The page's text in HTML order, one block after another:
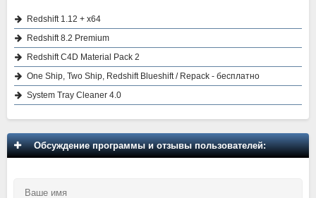
Redshift 1.12 + x64
Redshift 8.2 Premium
Redshift C4D Material Pack 2
One Ship, Two Ship, Redshift Blueshift / Repack - бесплатно
System Tray Cleaner 4.0
Обсуждение программы и отзывы пользователей: